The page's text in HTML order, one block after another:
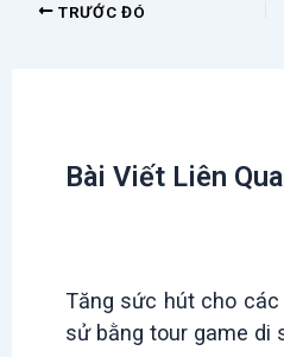
TRƯỚC ĐÓ
Bài Viết Liên
Tăng sức hút cho
sử bằng tour game di